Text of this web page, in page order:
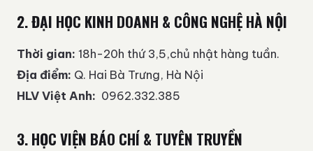
2. ĐẠI HỌC KINH DOANH & CÔNG NGHỆ HÀ NỘI
Thời gian: 18h-20h thứ 3,5,chủ nhật hàng tuần.
Địa điểm: Q. Hai Bà Trưng, Hà Nội
HLV Việt Anh: 0962.332.385
3. HỌC VIỆN BÁO CHÍ & TUYÊN TRUYỀN